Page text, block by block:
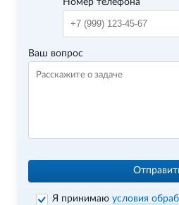
Номер телефона
Ваш вопрос
Я принимаюусловия